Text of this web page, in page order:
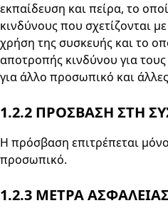
εκπαίδευση και πείρα, το
κινδύνους που σχετίζονται
χρήση της συσκευής και το
αποτροπής κινδύνου για τους
για άλλο προσωπικό και
1.2.2 ΠΡΟΣΒΑΣΗ ΣΤΗ
Η πρόσβαση επιτρέπεται
προσωπικό.
1.2.3 ΜΕΤΡΑ